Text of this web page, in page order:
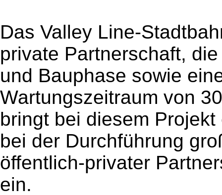
Das Valley Line-
private Partnerschaft,
und Bauphase sowie
Wartungszeitraum von
bringt bei diesem
bei der Durchführung
öffentlich-privater
ein.